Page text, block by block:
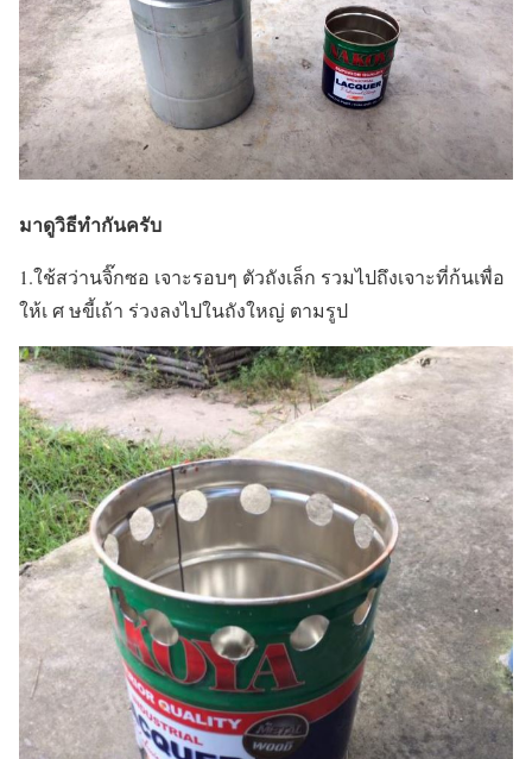
มาดูวิธีทำกันครับ
1.ใช้สว่านจิ๊กซอ เจาะรอบๆ ตัวถังเล็ก รวมไปถึงเจาะที่ก้นเพื่อ
ให้เ ศ ษขี้เถ้า ร่วงลงไปในถังใหญ่ ตามรูป